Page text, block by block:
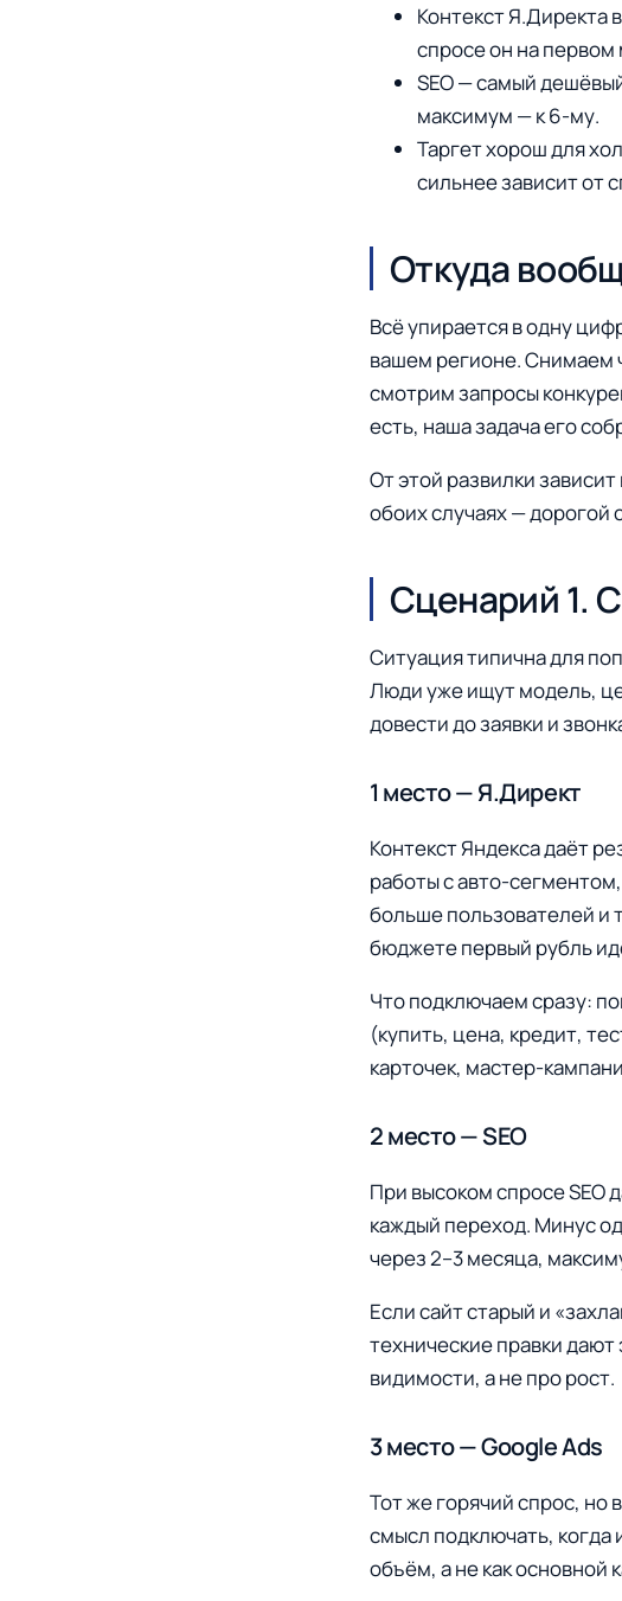
Контекст Я.Директа
спросе он на первом
SEO — самый
максимум — к 6-му.
Таргет хорош для
сильнее зависит от
Откуда
Всё упирается в одну
вашем регионе. Снимаем
смотрим запросы
есть, наша задача его
От этой развилки
обоих случаях — дорогой
Сценарий 1.
Ситуация типична для
Люди уже ищут модель,
довести до заявки и
1 место — Я.Директ
Контекст Яндекса даёт
работы с авто-
больше пользователей и
бюджете первый рубль
Что подключаем сразу:
(купить, цена, кредит,
карточек, мастер-
2 место — SEO
При высоком спросе SEO
каждый переход. Минус
через 2–3 месяца,
Если сайт старый и
технические правки
видимости, а не про рост.
3 место — Google Ads
Тот же горячий спрос, но
смысл подключать,
объём, а не как основной